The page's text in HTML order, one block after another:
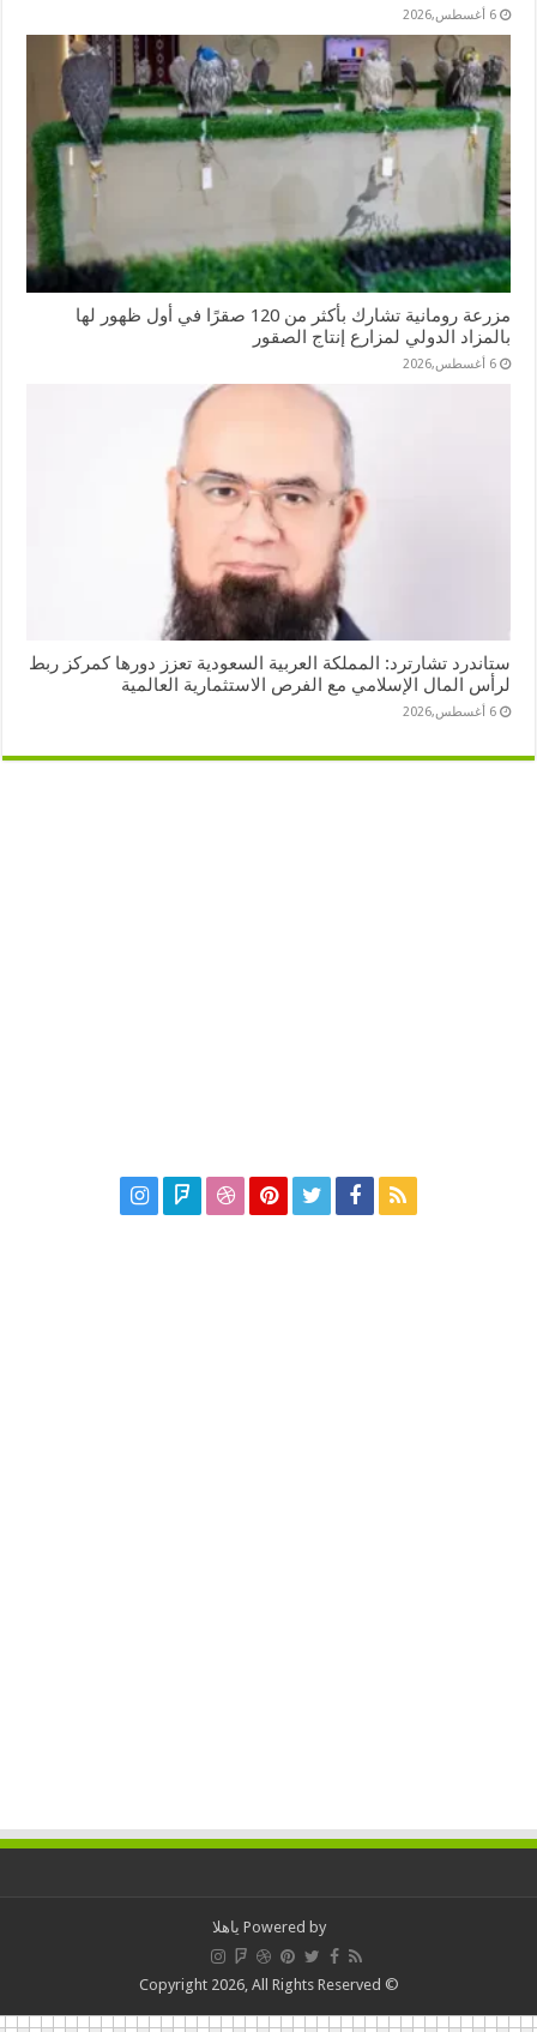
6 أغسطس,2026
مزرعة رومانية تشارك بأكثر من 120 صقرًا في أول ظهور لها
بالمزاد الدولي لمزارع إنتاج الصقور
6 أغسطس,2026
ستاندرد تشارترد: المملكة العربية السعودية تعزز دورها كمركز ربط
لرأس المال الإسلامي مع الفرص الاستثمارية العالمية
6 أغسطس,2026
Powered by ياهلا
© Copyright 2026, All Rights Reserved